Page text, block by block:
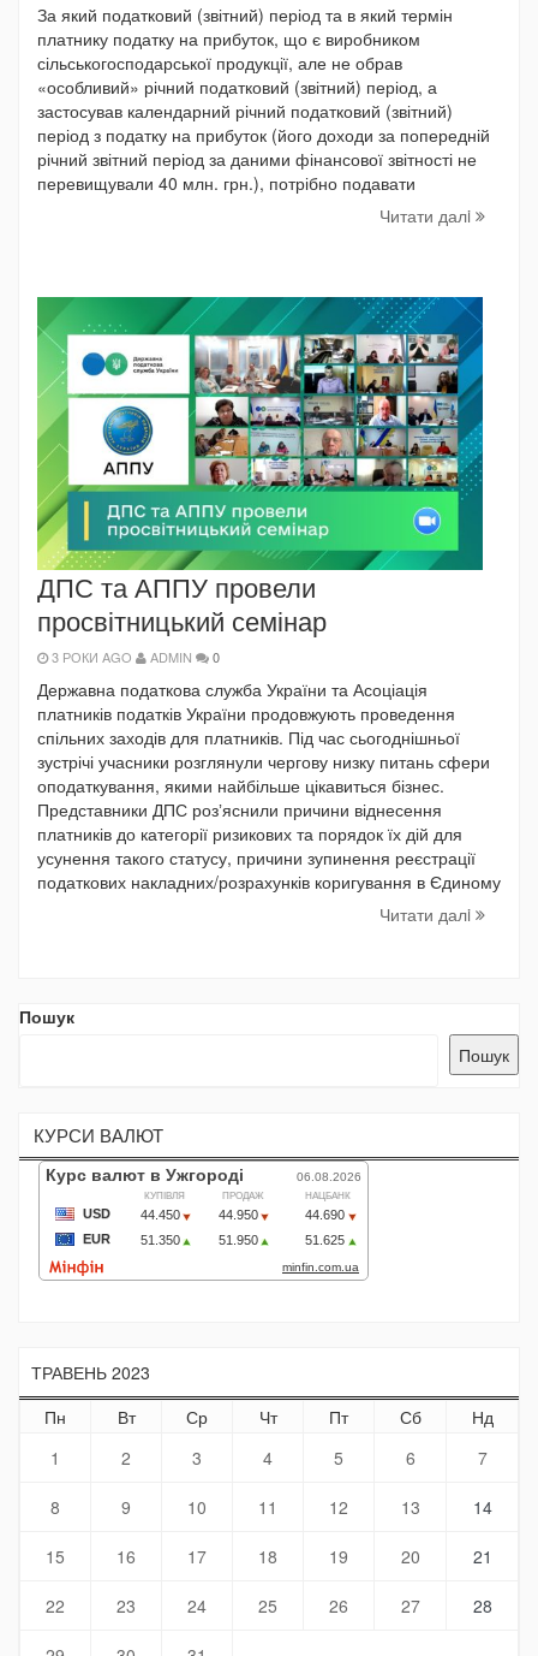
За який податковий (звітний) період та в який термін
платнику податку на прибуток, що є виробником
сільськогосподарської продукції, але не обрав
«особливий» річний податковий (звітний) період, а
застосував календарний річний податковий (звітний)
період з податку на прибуток (його доходи за попередній
річний звітний період за даними фінансової звітності не
перевищували 40 млн. грн.), потрібно подавати
Читати далi
ДПС та АППУ провели
просвітницький семінар
3 РОКИ AGO ADMIN 0
Державна податкова служба України та Асоціація
платників податків України продовжують проведення
спільних заходів для платників. Під час сьогоднішньої
зустрічі учасники розглянули чергову низку питань сфери
оподаткування, якими найбільше цікавиться бізнес.
Представники ДПС розʼяснили причини віднесення
платників до категорії ризикових та порядок їх дій для
усунення такого статусу, причини зупинення реєстрації
податкових накладних/розрахунків коригування в Єдиному
Читати далi
Пошук
Пошук
КУРСИ ВАЛЮТ
ТРАВЕНЬ 2023
Пн
Вт Ср Чт Пт Сб
Нд
1
2 3 4 5 6 7
8 9 10 11 12 13 14
15 16 17 18 19 20 21
22 23 24 25 26 27 28